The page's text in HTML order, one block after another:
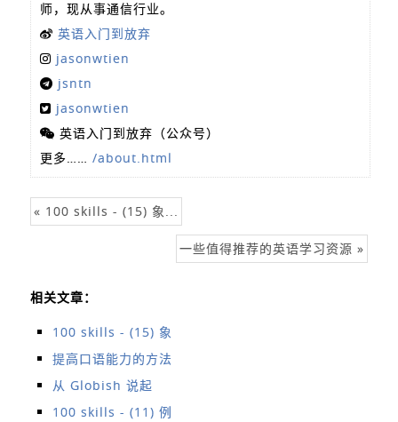
师，现从事通信行业。
英语入门到放弃
jasonwtien
jsntn
jasonwtien
英语入门到放弃（公众号）
更多…… /about.html
« 100 skills - (15) 象...
一些值得推荐的英语学习资源 »
相关文章：
100 skills - (15) 象
提高口语能力的方法
从 Globish 说起
100 skills - (11) 例